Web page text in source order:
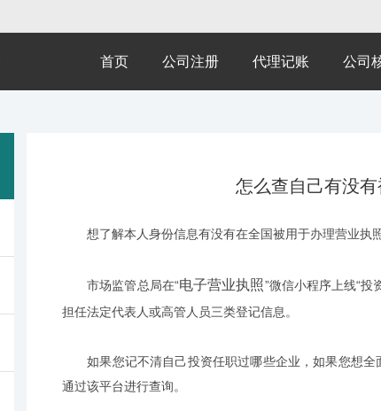
首页 公司注册 代理记账 公司
怎么查自己有没
想了解本人身份信息有没有在全国被用于办理营业执照
市场监管总局在“电子营业执照”微信小程序上线“投
担任法定代表人或高管人员三类登记信息。
如果您记不清自己投资任职过哪些企业，如果您想全
通过该平台进行查询。